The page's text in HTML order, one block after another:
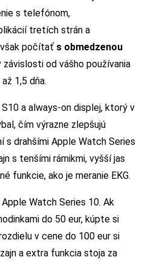
s telefónom,
tretích strán a
počítať s obmedzenou
závislosti od vášho používania
1,5 dňa.
a always-on displej, ktorý v
čím výrazne zlepšujú
s drahšími Apple Watch Series
s tenšími rámikmi, vyšší jas
funkcie, ako je meranie EKG.
Watch Series 10. Ak
do 50 eur, kúpte si
v cene do 100 eur si
a extra funkcia stoja za